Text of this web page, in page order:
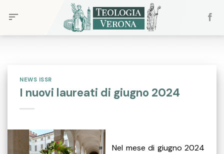
NEWS ISSR
I nuovi laureati di giugno 2024
Nel mese di giugno 2024